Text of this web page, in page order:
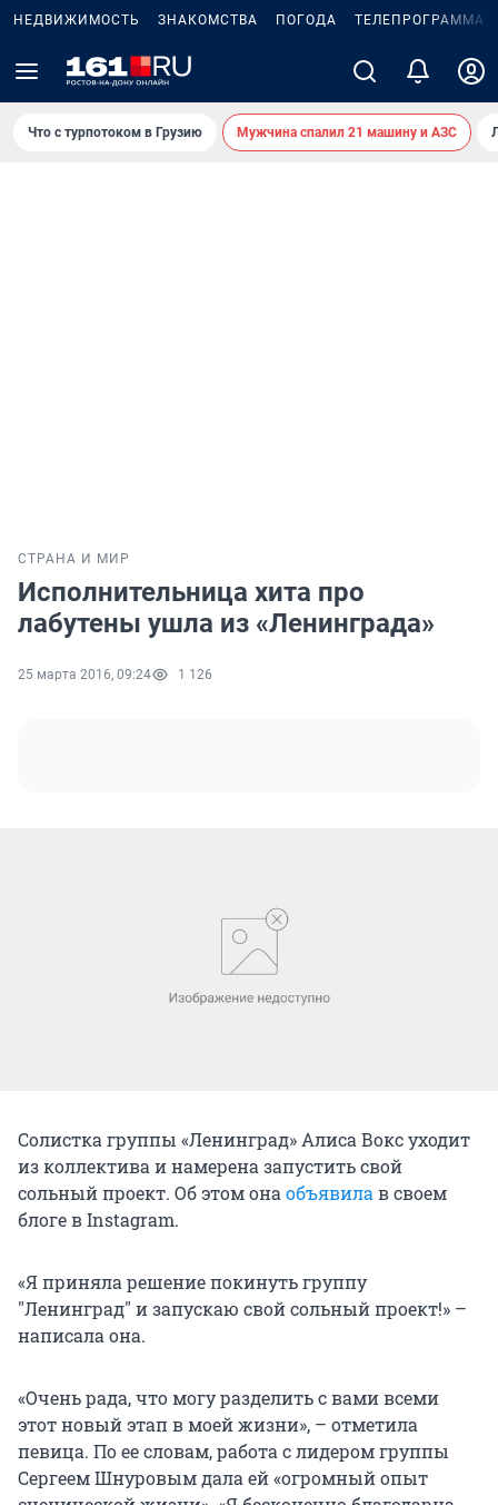
НЕДВИЖИМОСТЬ ЗНАКОМСТВА ПОГОДА ТЕЛЕПРОГРАММА
Что с турпотоком в Грузию Мужчина спалил 21 машину и АЗС
СТРАНА И МИР
Исполнительница хита про
лабутены ушла из «Ленинграда»
25 марта 2016, 09:24 1 126
Солистка группы «Ленинград» Алиса Вокс уходит
из коллектива и намерена запустить свой
сольный проект. Об этом она объявила в своем
блоге в Instagram.
«Я приняла решение покинуть группу
"Ленинград" и запускаю свой сольный проект!» –
написала она.
«Очень рада, что могу разделить с вами всеми
этот новый этап в моей жизни», – отметила
певица. По ее словам, работа с лидером группы
Сергеем Шнуровым дала ей «огромный опыт